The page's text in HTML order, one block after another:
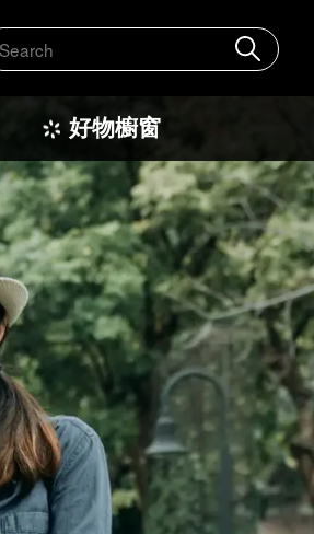
搜
尋
好物櫥窗